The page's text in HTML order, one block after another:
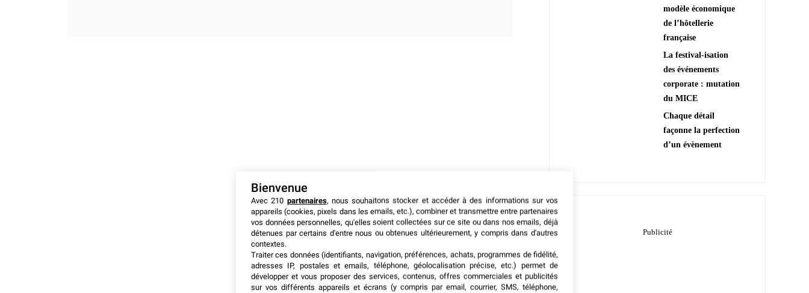
modèle économique
de l’hôtellerie
française
La festival-isation
des événements
corporate : mutation
du MICE
Chaque détail
façonne la perfection
d’un évènement
Bienvenue
Avec 210 partenaires, nous souhaitons stocker et accéder à des informations sur vos
appareils (cookies, pixels dans les emails, etc.), combiner et transmettre entre partenaires
vos données personnelles, qu'elles soient collectées sur ce site ou dans nos emails, déjà
détenues par certains d'entre nous ou obtenues ultérieurement, y compris dans d'autres
contextes.
Traiter ces données (identifiants, navigation, préférences, achats, programmes de fidélité,
adresses IP, postales et emails, téléphone, géolocalisation précise, etc.) permet de
développer et vous proposer des services, contenus, offres commerciales et publicités
sur vos différents appareils et écrans (y compris par email, courrier, SMS, téléphone,